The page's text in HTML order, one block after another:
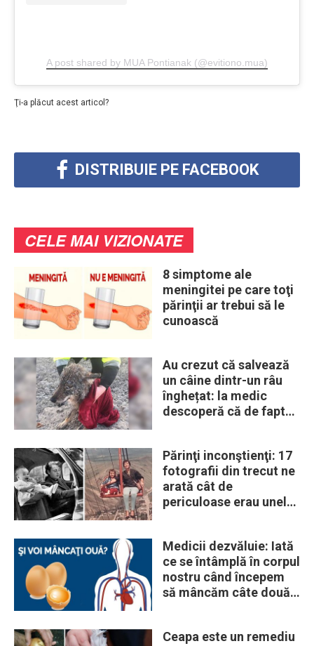
A post shared by MUA Pontianak (@evitiono.mua)
Ţi-a plăcut acest articol?
DISTRIBUIE PE FACEBOOK
CELE MAI VIZIONATE
8 simptome ale
meningitei pe care toţi
părinţii ar trebui să le
cunoască
Au crezut că salvează
un câine dintr-un râu
înghețat: la medic
descoperă că de fapt
Părinţi inconştienţi: 17
fotografii din trecut ne
arată cât de
periculoase erau unele
Medicii dezvăluie: Iată
ce se întâmplă în corpul
nostru când începem
să mâncăm câte două
Ceapa este un remediu